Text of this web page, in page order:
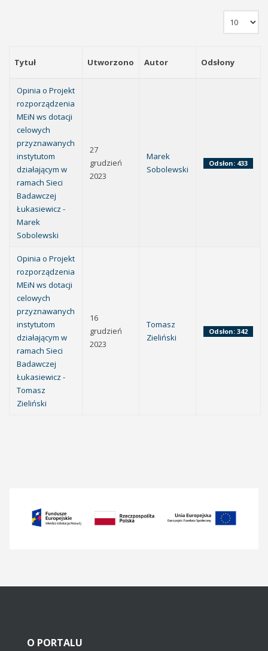
Tytuł Utworzono Autor Odsłony
Opinia o Projekt
rozporządzenia
MEiN ws dotacji
celowych
przyznawanych
instytutom
działającym w
ramach Sieci
Badawczej
Łukasiewicz -
Marek
Sobolewski
27
grudzień
2023
Marek
Sobolewski
Odsłon: 433
Opinia o Projekt
rozporządzenia
MEiN ws dotacji
celowych
przyznawanych
instytutom
działającym w
ramach Sieci
Badawczej
Łukasiewicz -
Tomasz
Zieliński
16
grudzień
2023
Tomasz
Zieliński
Odsłon: 342
O PORTALU